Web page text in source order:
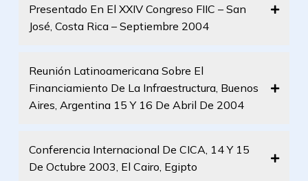
Presentado En El XXIV Congreso FIIC – San
José, Costa Rica – Septiembre 2004
Reunión Latinoamericana Sobre El
Financiamiento De La Infraestructura, Buenos
Aires, Argentina 15 Y 16 De Abril De 2004
Conferencia Internacional De CICA, 14 Y 15
De Octubre 2003, El Cairo, Egipto